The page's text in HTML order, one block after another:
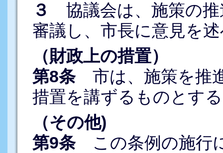
３
協議会は、施策の推
審議し、市長に意見を
（財政上の措置）
第8条市は、施策を推
措置を講ずるものとす
（その他)
第9条この条例の施行